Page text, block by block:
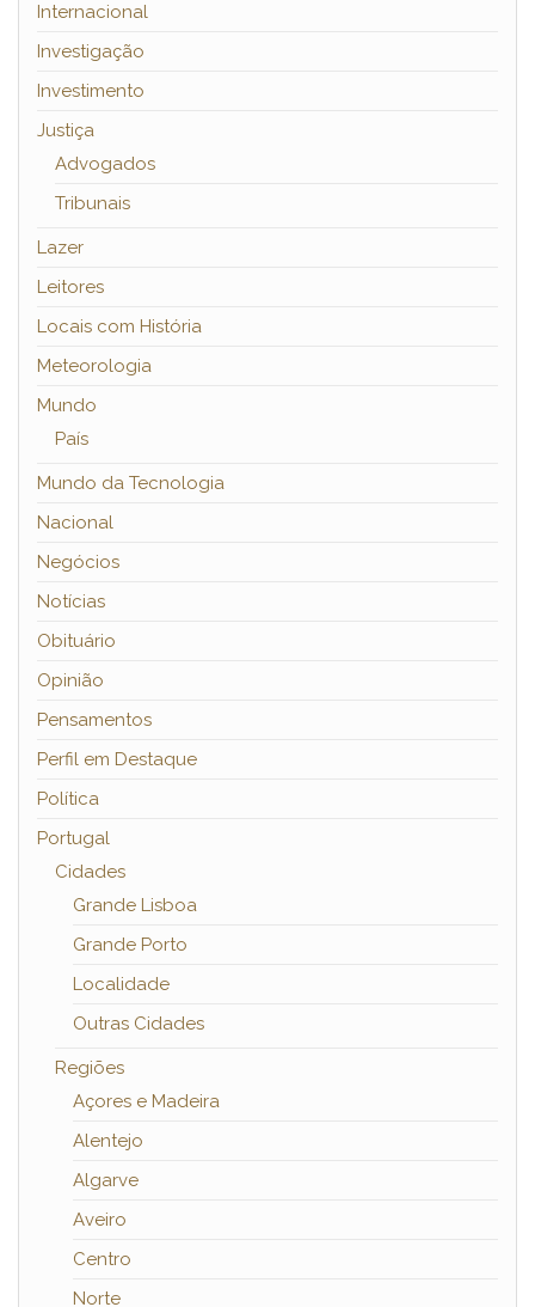
Internacional
Investigação
Investimento
Justiça
Advogados
Tribunais
Lazer
Leitores
Locais com História
Meteorologia
Mundo
País
Mundo da Tecnologia
Nacional
Negócios
Notícias
Obituário
Opinião
Pensamentos
Perfil em Destaque
Política
Portugal
Cidades
Grande Lisboa
Grande Porto
Localidade
Outras Cidades
Regiões
Açores e Madeira
Alentejo
Algarve
Aveiro
Centro
Norte